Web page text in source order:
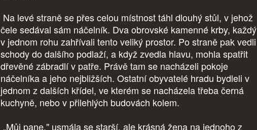
Na levé straně se přes celou místnost táhl dlouhý stůl, v jehož
čele sedával sám náčelník. Dva obrovské kamenné krby, každý
v jednom rohu zahřívali tento veliký prostor. Po straně pak vedli
schody do dalšího podlaží, a když zvedla hlavu, mohla spatřit
dřevěné zábradlí v patře. Právě tam se nacházeli pokoje
náčelníka a jeho nejbližších. Ostatní obyvatelé hradu bydleli v
jednom z dalších křídel, ve kterém se nacházela třeba černá
kuchyně, nebo v přilehlých budovách kolem.
„Můj pane," usmála se starší, ale krásná žena na jednoho z